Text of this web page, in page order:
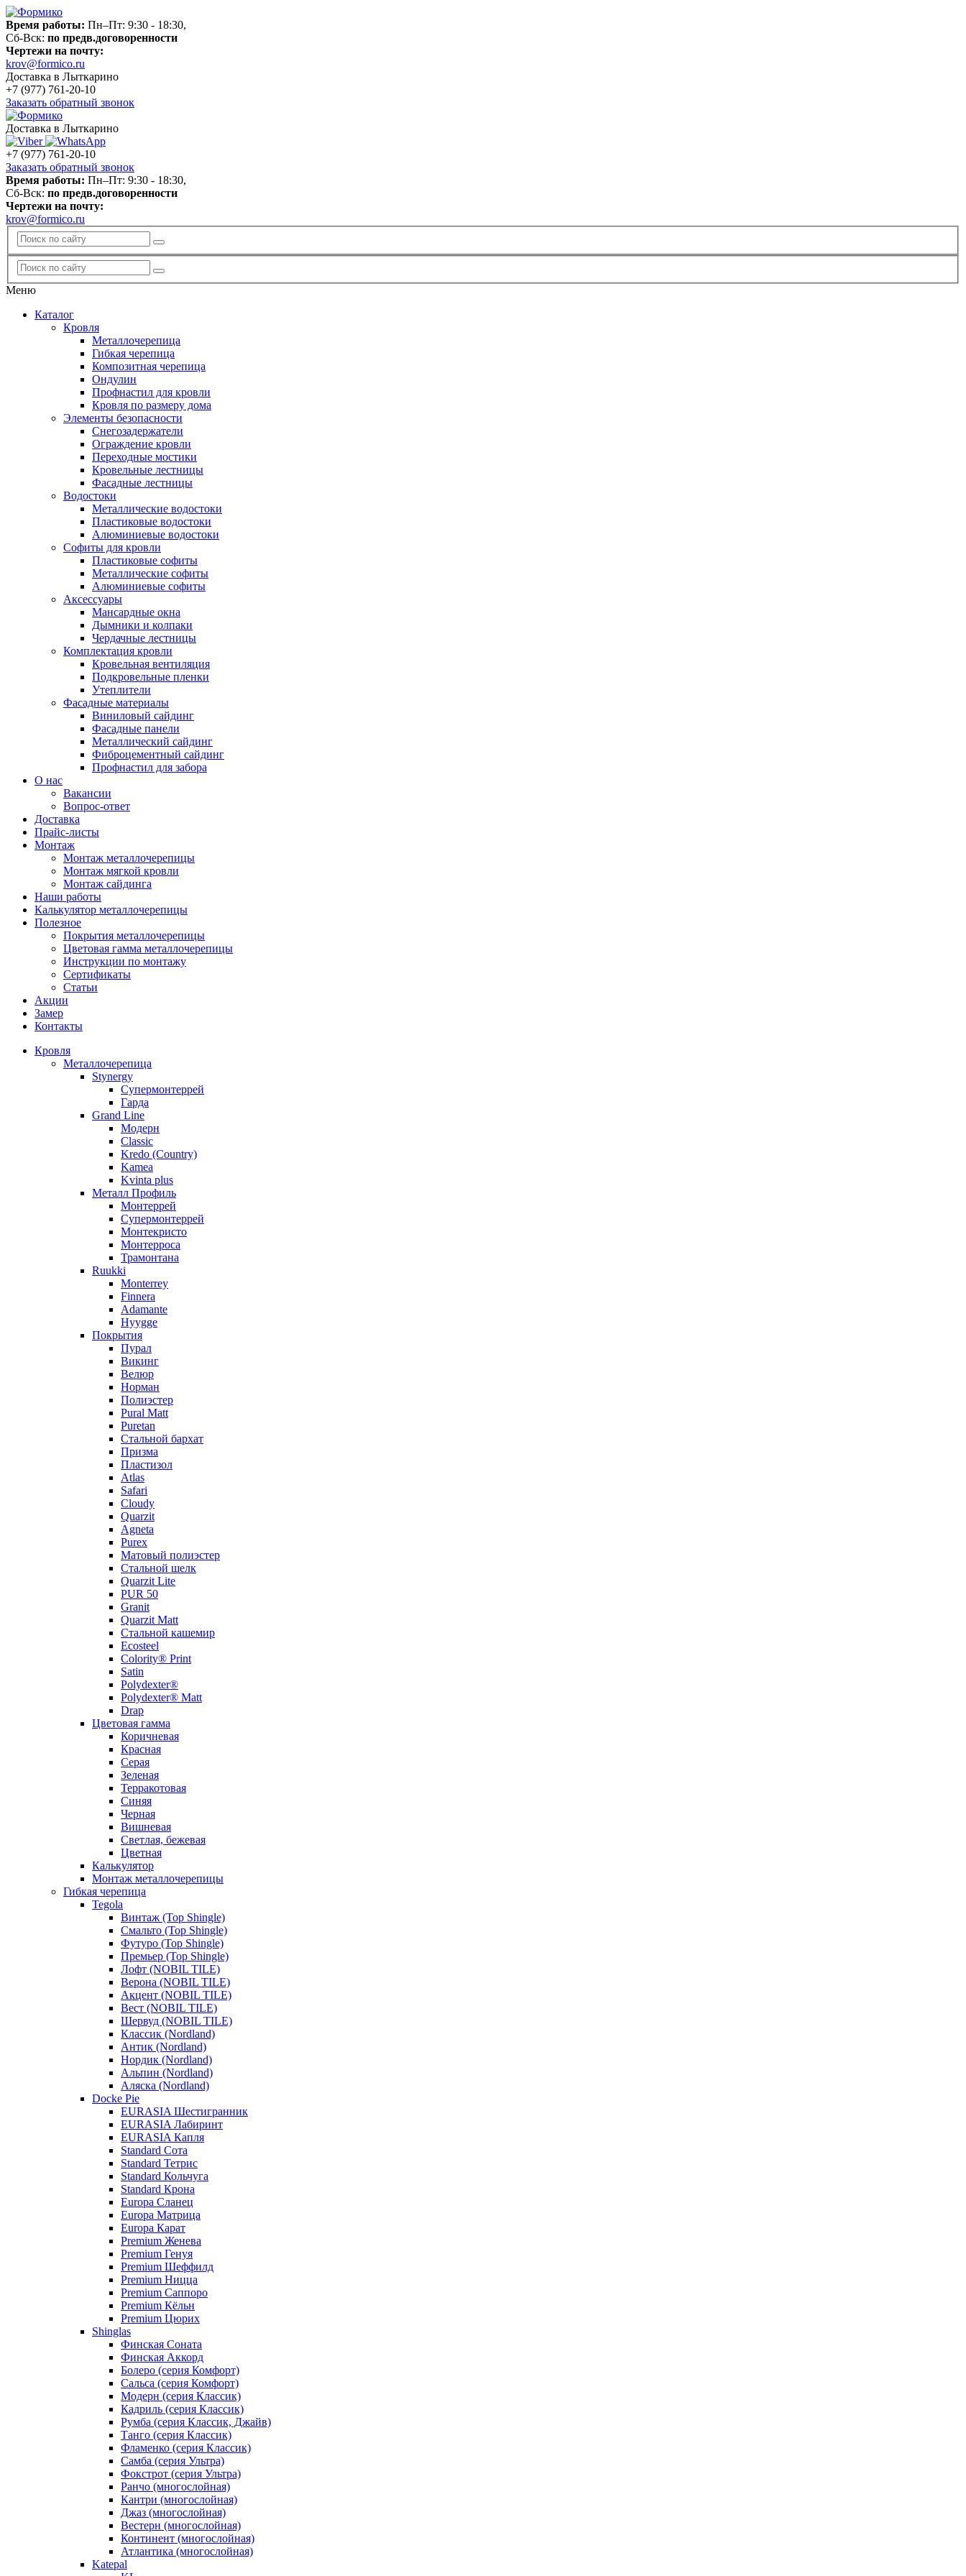
Время работы: Пн–Пт: 9:30 - 18:30,
Сб-Вск: по предв.договоренности
Чертежи на почту:
krov@formico.ru
Доставка в Лыткарино
+7 (977) 761-20-10
Заказать обратный звонок
Доставка в Лыткарино
+7 (977) 761-20-10
Заказать обратный звонок
Время работы: Пн–Пт: 9:30 - 18:30,
Сб-Вск: по предв.договоренности
Чертежи на почту:
krov@formico.ru
Меню
Каталог
Кровля
Металлочерепица
Гибкая черепица
Композитная черепица
Ондулин
Профнастил для кровли
Кровля по размеру дома
Элементы безопасности
Снегозадержатели
Ограждение кровли
Переходные мостики
Кровельные лестницы
Фасадные лестницы
Водостоки
Металлические водостоки
Пластиковые водостоки
Алюминиевые водостоки
Софиты для кровли
Пластиковые софиты
Металлические софиты
Алюминиевые софиты
Аксессуары
Мансардные окна
Дымники и колпаки
Чердачные лестницы
Комплектация кровли
Кровельная вентиляция
Подкровельные пленки
Утеплители
Фасадные материалы
Виниловый сайдинг
Фасадные панели
Металлический сайдинг
Фиброцементный сайдинг
Профнастил для забора
О нас
Вакансии
Вопрос-ответ
Доставка
Прайс-листы
Монтаж
Монтаж металлочерепицы
Монтаж мягкой кровли
Монтаж сайдинга
Наши работы
Калькулятор металлочерепицы
Полезное
Покрытия металлочерепицы
Цветовая гамма металлочерепицы
Инструкции по монтажу
Сертификаты
Статьи
Акции
Замер
Контакты
Кровля
Металлочерепица
Stynergy
Супермонтеррей
Гарда
Grand Line
Модерн
Classic
Kredo (Country)
Kamea
Kvinta plus
Металл Профиль
Монтеррей
Супермонтеррей
Монтекристо
Монтерроса
Трамонтана
Ruukki
Monterrey
Finnera
Adamante
Hyygge
Покрытия
Пурал
Викинг
Велюр
Норман
Полиэстер
Pural Matt
Puretan
Стальной бархат
Призма
Пластизол
Atlas
Safari
Cloudy
Quarzit
Agneta
Purex
Матовый полиэстер
Стальной шелк
Quarzit Lite
PUR 50
Granit
Quarzit Matt
Стальной кашемир
Ecosteel
Colority® Print
Satin
Polydexter®
Polydexter® Matt
Drap
Цветовая гамма
Коричневая
Красная
Серая
Зеленая
Терракотовая
Синяя
Черная
Вишневая
Светлая, бежевая
Цветная
Калькулятор
Монтаж металлочерепицы
Гибкая черепица
Tegola
Винтаж (Top Shingle)
Смальто (Top Shingle)
Футуро (Top Shingle)
Премьер (Top Shingle)
Лофт (NOBIL TILE)
Верона (NOBIL TILE)
Акцент (NOBIL TILE)
Вест (NOBIL TILE)
Шервуд (NOBIL TILE)
Классик (Nordland)
Антик (Nordland)
Нордик (Nordland)
Альпин (Nordland)
Аляска (Nordland)
Docke Pie
EURASIA Шестигранник
EURASIA Лабиринт
EURASIA Капля
Standard Сота
Standard Тетрис
Standard Кольчуга
Standard Крона
Europa Сланец
Europa Матрица
Europa Карат
Premium Женева
Premium Генуя
Premium Шеффилд
Premium Ницца
Premium Саппоро
Premium Кёльн
Premium Цюрих
Shinglas
Финская Соната
Финская Аккорд
Болеро (серия Комфорт)
Сальса (серия Комфорт)
Модерн (серия Классик)
Кадриль (серия Классик)
Румба (серия Классик, Джайв)
Танго (серия Классик)
Фламенко (серия Классик)
Самба (серия Ультра)
Фокстрот (серия Ультра)
Ранчо (многослойная)
Кантри (многослойная)
Джаз (многослойная)
Вестерн (многослойная)
Континент (многослойная)
Атлантика (многослойная)
Katepal